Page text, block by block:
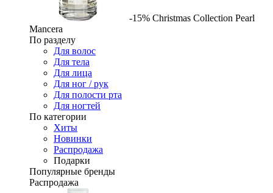
-15% Christmas Collection Pearl
Mancera
По разделу
Для волос
Для тела
Для лица
Для ног / рук
Для полости рта
Для ногтей
По категории
Хиты
Новинки
Распродажа
Подарки
Популярные бренды
Распродажа